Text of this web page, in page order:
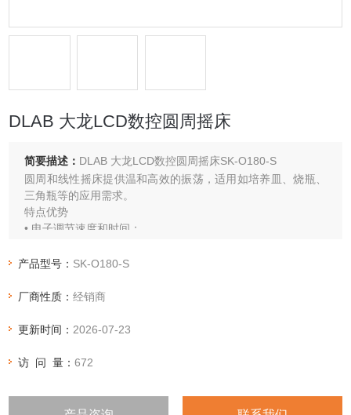
DLAB 大龙LCD数控圆周摇床
简要描述： DLAB 大龙LCD数控圆周摇床SK-O180-S
圆周和线性摇床提供温和高效的振荡，适用如培养皿、烧瓶、
三角瓶等的应用需求。
特点优势
• 电子调节速度和时间；
• 速度范围40-200rpm；
产品型号： SK-O180-S
厂商性质：经销商
更新时间： 2026-07-23
访 问 量：672